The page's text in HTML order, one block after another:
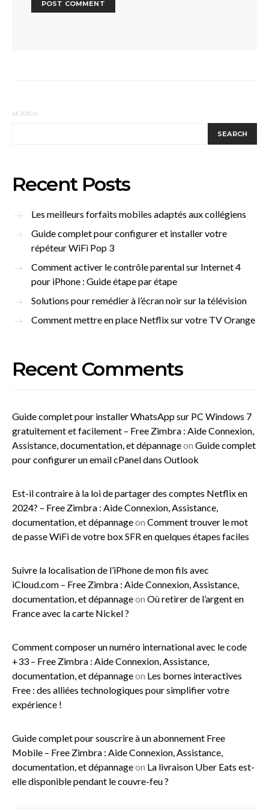
SEARCH
SEARCH
Recent Posts
Les meilleurs forfaits mobiles adaptés aux collégiens
Guide complet pour configurer et installer votre
répéteur WiFi Pop 3
Comment activer le contrôle parental sur Internet 4
pour iPhone : Guide étape par étape
Solutions pour remédier à l’écran noir sur la télévision
Comment mettre en place Netflix sur votre TV Orange
Recent Comments
Guide complet pour installer WhatsApp sur PC Windows 7
gratuitement et facilement – Free Zimbra : Aide Connexion,
Assistance, documentation, et dépannageon Guide complet
pour configurer un email cPanel dans Outlook
Est-il contraire à la loi de partager des comptes Netflix en
2024? – Free Zimbra : Aide Connexion, Assistance,
documentation, et dépannageon Comment trouver le mot
de passe WiFi de votre box SFR en quelques étapes faciles
Suivre la localisation de l’iPhone de mon fils avec
iCloud.com – Free Zimbra : Aide Connexion, Assistance,
documentation, et dépannageon Où retirer de l’argent en
France avec la carte Nickel ?
Comment composer un numéro international avec le code
+33 – Free Zimbra : Aide Connexion, Assistance,
documentation, et dépannageon Les bornes interactives
Free : des alliées technologiques pour simplifier votre
expérience !
Guide complet pour souscrire à un abonnement Free
Mobile – Free Zimbra : Aide Connexion, Assistance,
documentation, et dépannageon La livraison Uber Eats est-
elle disponible pendant le couvre-feu ?